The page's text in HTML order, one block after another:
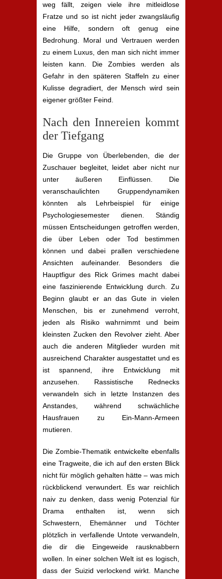
weg fällt, zeigen viele ihre mitleidlose
Fratze und so ist nicht jeder zwangsläufig
eine Hilfe, sondern oft genug eine
Bedrohung. Moral und Vertrauen werden
zu einem Luxus, den man sich nicht immer
leisten kann. Die Zombies werden als
Gefahr in den späteren Staffeln zu einer
Kulisse degradiert, der Mensch wird sein
eigener größter Feind.
Nach den Innereien kommt
der Tiefgang
Die Gruppe von Überlebenden, die der
Zuschauer begleitet, leidet aber nicht nur
unter äußeren Einflüssen. Die
veranschaulichten Gruppendynamiken
könnten als Lehrbeispiel für einige
Psychologiesemester dienen. Ständig
müssen Entscheidungen getroffen werden,
die über Leben oder Tod bestimmen
können und dabei prallen verschiedene
Ansichten aufeinander. Besonders die
Hauptfigur des Rick Grimes macht dabei
eine faszinierende Entwicklung durch. Zu
Beginn glaubt er an das Gute in vielen
Menschen, bis er zunehmend verroht,
jeden als Risiko wahrnimmt und beim
kleinsten Zucken den Revolver zieht. Aber
auch die anderen Mitglieder wurden mit
ausreichend Charakter ausgestattet und es
ist spannend, ihre Entwicklung mit
anzusehen. Rassistische Rednecks
verwandeln sich in letzte Instanzen des
Anstandes, während schwächliche
Hausfrauen zu Ein-Mann-Armeen
mutieren.
Die Zombie-Thematik entwickelte ebenfalls
eine Tragweite, die ich auf den ersten Blick
nicht für möglich gehalten hätte – was mich
rückblickend verwundert. Es war reichlich
naiv zu denken, dass wenig Potenzial für
Drama enthalten ist, wenn sich
Schwestern, Ehemänner und Töchter
plötzlich in verfallende Untote verwandeln,
die dir die Eingeweide rausknabbern
wollen. In einer solchen Welt ist es logisch,
dass der Suizid verlockend wirkt. Manche